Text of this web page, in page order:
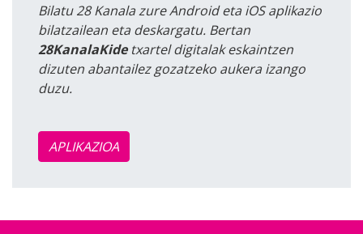
Bilatu 28 Kanala zure Android eta iOS aplikazio
bilatzailean eta deskargatu. Bertan
28KanalaKidetxartel digitalak eskaintzen
dizuten abantailez gozatzeko aukera izango
duzu.
APLIKAZIOA